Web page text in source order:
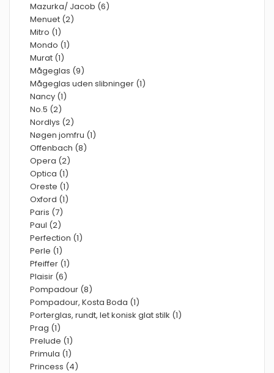
Mazurka/ Jacob (6)
Menuet (2)
Mitro (1)
Mondo (1)
Murat (1)
Mågeglas (9)
Mågeglas uden slibninger (1)
Nancy (1)
No.5 (2)
Nordlys (2)
Nøgen jomfru (1)
Offenbach (8)
Opera (2)
Optica (1)
Oreste (1)
Oxford (1)
Paris (7)
Paul (2)
Perfection (1)
Perle (1)
Pfeiffer (1)
Plaisir (6)
Pompadour (8)
Pompadour, Kosta Boda (1)
Porterglas, rundt, let konisk glat stilk (1)
Prag (1)
Prelude (1)
Primula (1)
Princess (4)